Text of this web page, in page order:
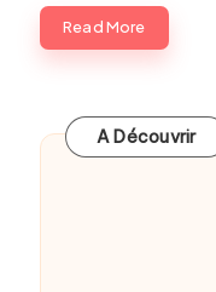
Read More
A Découvrir